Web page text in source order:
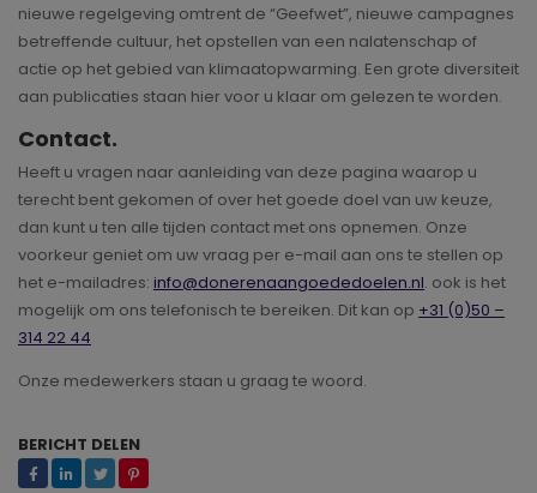
nieuwe regelgeving omtrent de “Geefwet”, nieuwe campagnes
betreffende cultuur, het opstellen van een nalatenschap of
actie op het gebied van klimaatopwarming. Een grote diversiteit
aan publicaties staan hier voor u klaar om gelezen te worden.
Contact.
Heeft u vragen naar aanleiding van deze pagina waarop u
terecht bent gekomen of over het goede doel van uw keuze,
dan kunt u ten alle tijden contact met ons opnemen. Onze
voorkeur geniet om uw vraag per e-mail aan ons te stellen op
het e-mailadres: info@donerenaangoededoelen.nl. ook is het
mogelijk om ons telefonisch te bereiken. Dit kan op +31 (0)50 –
314 22 44
Onze medewerkers staan u graag te woord.
BERICHT DELEN